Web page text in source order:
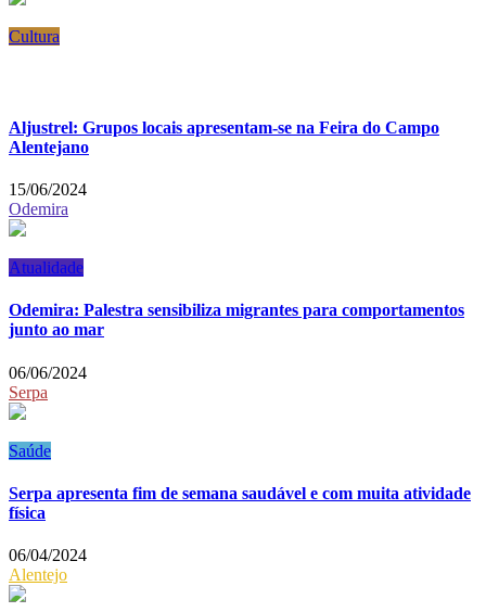
Cultura
Aljustrel: Grupos locais apresentam-se na Feira do Campo
Alentejano
15/06/2024
Odemira
Atualidade
Odemira: Palestra sensibiliza migrantes para comportamentos
junto ao mar
06/06/2024
Serpa
Saúde
Serpa apresenta fim de semana saudável e com muita atividade
física
06/04/2024
Alentejo